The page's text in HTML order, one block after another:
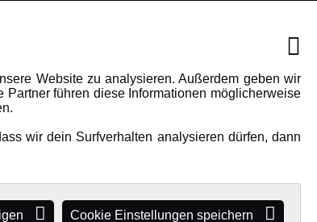
Zubehör
Nutzfahrzeuge
Werden Sie Amewi Händler
Website zu analysieren. Außerdem geben wir
führen diese Informationen möglicherweise
wir dein Surfverhalten analysieren dürfen, dann
Cookie Einstellungen speichern